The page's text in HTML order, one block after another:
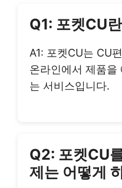
Q1: 포켓CU
A1: 포켓CU는 CU
온라인에서 제품을
는 서비스입니다.
Q2: 포켓CU
제는 어떻게